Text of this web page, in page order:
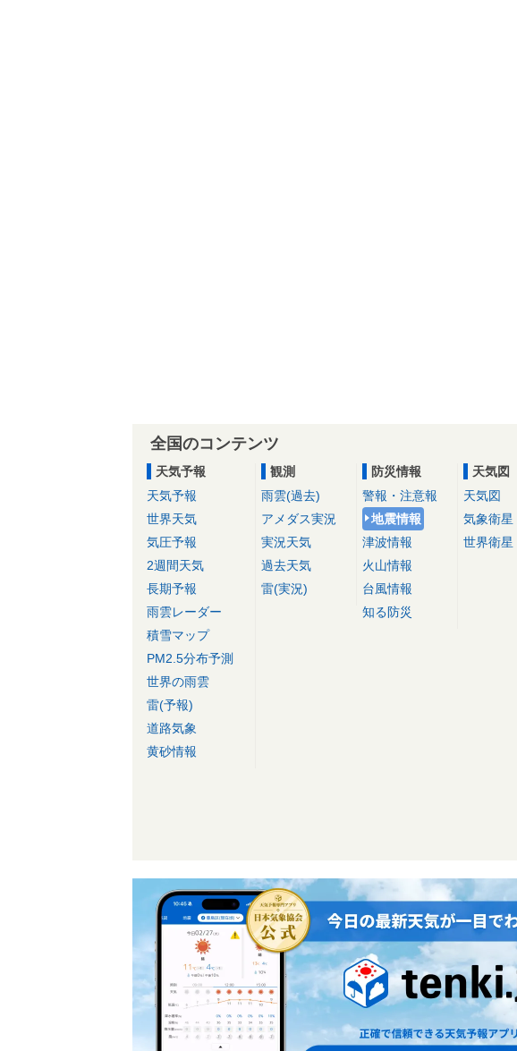
全国のコンテンツ
天気予報
天気予報
世界天気
気圧予報
2週間天気
長期予報
雨雲レーダー
積雪マップ
PM2.5分布予測
世界の雨雲
雷(予報)
道路気象
黄砂情報
観測
雨雲(過去)
アメダス実況
実況天気
過去天気
雷(実況)
防災情報
警報・注意報
地震情報
津波情報
火山情報
台風情報
知る防災
天気図
天気図
気象衛星
世界衛星